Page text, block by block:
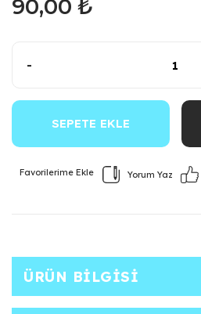
90,00 ₺
-
SEPETE EKLE
Yorum Yaz
ÜRÜN BILGISI